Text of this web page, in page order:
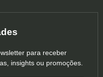
para receber
insights ou promoções.